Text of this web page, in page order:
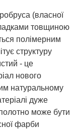
(власної
товщиною
полімерним
структуру
- це
нового
натуральному
дуже
полотно може бути
фарби